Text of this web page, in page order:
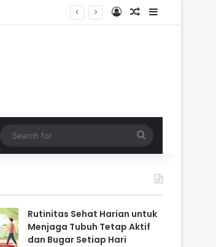
Log InRandom Article
Sidebar
for
Rutinitas Sehat Harian untuk
Menjaga Tubuh Tetap Aktif
dan Bugar Setiap Hari